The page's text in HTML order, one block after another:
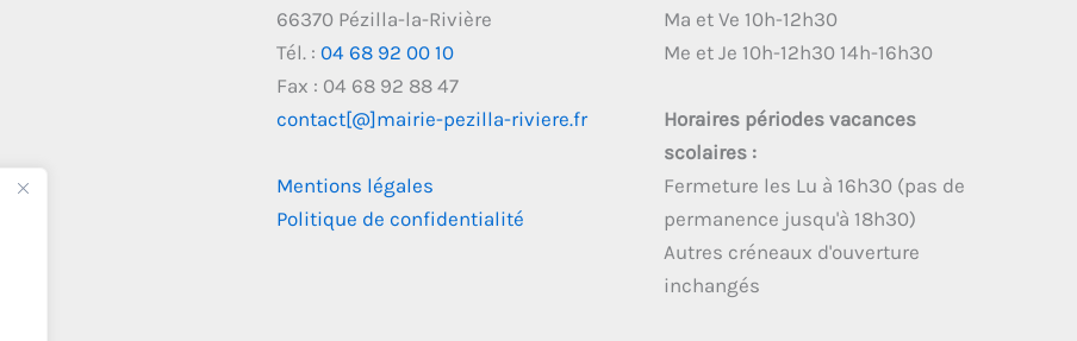
66370 Pézilla-la-Rivière
Tél. : 04 68 92 00 10
Fax : 04 68 92 88 47
contact[@]mairie-pezilla-riviere.fr
Mentions légales
Politique de confidentialité
Ma et Ve 10h-12h30
Me et Je 10h-12h30 14h-16h30
Horaires périodes vacances
scolaires :
Fermeture les Lu à 16h30 (pas de
permanence jusqu'à 18h30)
Autres créneaux d'ouverture
inchangés